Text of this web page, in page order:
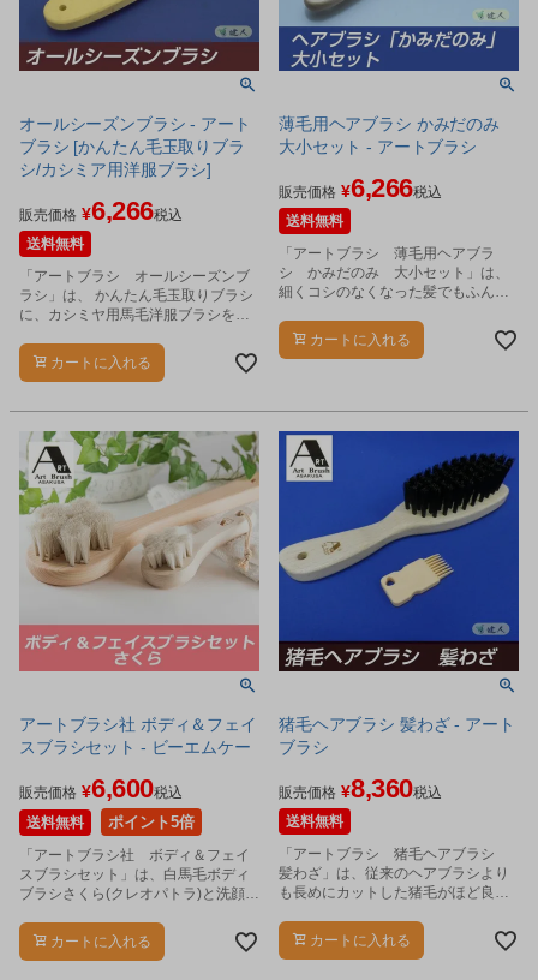
オールシーズンブラシ - アート
ブラシ [かんたん毛玉取りブラ
シ/カシミア用洋服ブラシ]
販売価格 ¥6,266税込
送料無料
「アートブラシ オールシーズンブ
ラシ」は、 かんたん毛玉取りブラシ
に、カシミヤ用馬毛洋服ブラシを、
カートに入れる
薄毛用ヘアブラシ かみだのみ
大小セット - アートブラシ
販売価格 ¥6,266税込
送料無料
「アートブラシ 薄毛用ヘアブラ
シ かみだのみ 大小セット」は、
細くコシのなくなった髪でもふんわ
大小セットです。
カートに入れる
アートブラシ社 ボディ＆フェイ
スブラシセット - ビーエムケー
販売価格 ¥6,600税込
送料無料
ポイント5倍
「アートブラシ社 ボディ＆フェイ
スブラシセット」は、白馬毛ボディ
ブラシさくら(クレオパトラ)と洗顔ブ
カートに入れる
猪毛ヘアブラシ 髪わざ - アート
ブラシ
販売価格 ¥8,360税込
送料無料
「アートブラシ 猪毛ヘアブラシ
髪わざ」は、従来のヘアブラシより
も長めにカットした猪毛がほど良い
ィングにもお使いいただけます。
カートに入れる